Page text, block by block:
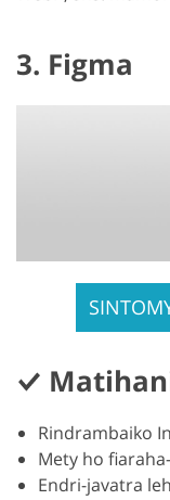
3. Figma
Rindrambaiko
Mety ho
Endri-javatra